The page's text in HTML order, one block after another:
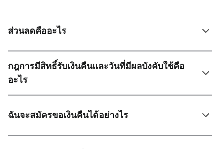
ส่วนลดคืออะไร
กฎการมีสิทธิ์รับเงินคืนและวันที่มีผลบังคับใช้คือ
อะไร
ฉันจะสมัครขอเงินคืนได้อย่างไร